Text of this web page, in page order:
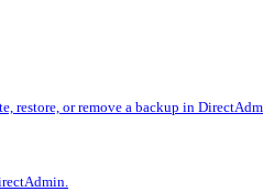
restore, or remove a backup in